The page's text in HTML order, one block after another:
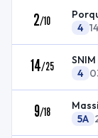
2/10
4
14/25
SNIM
4
9/18
5A